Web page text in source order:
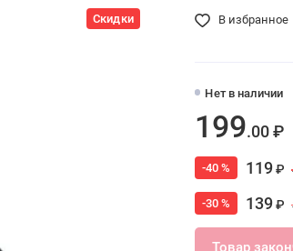
Скидки
Нет в наличии
199.00 ₽
-40 % 119₽
-30 % 139₽
Товар
В избранное